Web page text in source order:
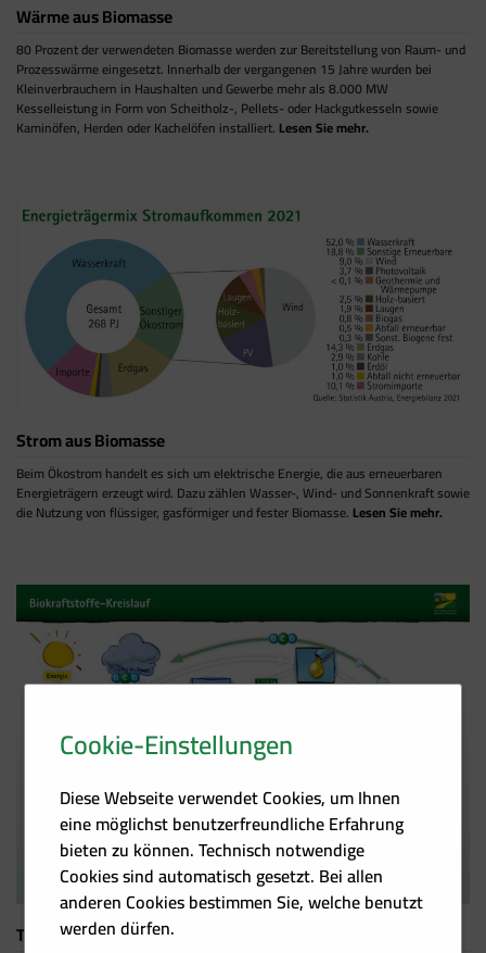
Wärme aus Biomasse
80 Prozent der verwendeten Biomasse werden zur Bereitstellung von Raum- und
Prozesswärme eingesetzt. Innerhalb der vergangenen 15 Jahre wurden bei
Kleinverbrauchern in Haushalten und Gewerbe mehr als 8.000 MW
Kesselleistung in Form von Scheitholz-, Pellets- oder Hackgutkesseln sowie
Kaminöfen, Herden oder Kachelöfen installiert. Lesen Sie mehr.
Strom aus Biomasse
Beim Ökostrom handelt es sich um elektrische Energie, die aus erneuerbaren
Energieträgern erzeugt wird. Dazu zählen Wasser-, Wind- und Sonnenkraft sowie
die Nutzung von flüssiger, gasförmiger und fester Biomasse. Lesen Sie mehr.
Treibstoffe aus Biomasse
Cookie-Einstellungen
Diese Webseite verwendet Cookies, um Ihnen
eine möglichst benutzerfreundliche Erfahrung
bieten zu können. Technisch notwendige
Cookies sind automatisch gesetzt. Bei allen
anderen Cookies bestimmen Sie, welche benutzt
werden dürfen.